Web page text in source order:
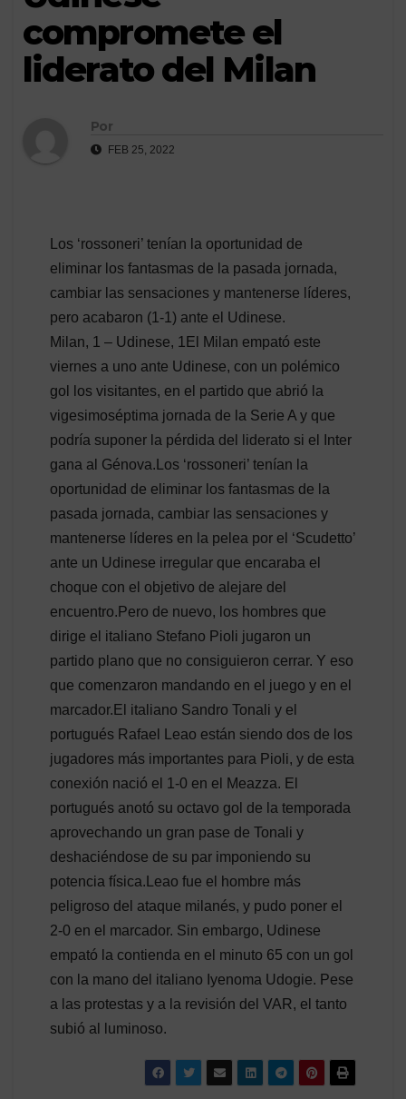
compromete el
liderato del Milan
Por
FEB 25, 2022
Los ‘rossoneri’ tenían la oportunidad de
eliminar los fantasmas de la pasada jornada,
cambiar las sensaciones y mantenerse líderes,
pero acabaron (1-1) ante el Udinese.
Milan, 1 – Udinese, 1El Milan empató este
viernes a uno ante Udinese, con un polémico
gol los visitantes, en el partido que abrió la
vigesimoséptima jornada de la Serie A y que
podría suponer la pérdida del liderato si el Inter
gana al Génova.Los ‘rossoneri’ tenían la
oportunidad de eliminar los fantasmas de la
pasada jornada, cambiar las sensaciones y
mantenerse líderes en la pelea por el ‘Scudetto’
ante un Udinese irregular que encaraba el
choque con el objetivo de alejare del
encuentro.Pero de nuevo, los hombres que
dirige el italiano Stefano Pioli jugaron un
partido plano que no consiguieron cerrar. Y eso
que comenzaron mandando en el juego y en el
marcador.El italiano Sandro Tonali y el
portugués Rafael Leao están siendo dos de los
jugadores más importantes para Pioli, y de esta
conexión nació el 1-0 en el Meazza. El
portugués anotó su octavo gol de la temporada
aprovechando un gran pase de Tonali y
deshaciéndose de su par imponiendo su
potencia física.Leao fue el hombre más
peligroso del ataque milanés, y pudo poner el
2-0 en el marcador. Sin embargo, Udinese
empató la contienda en el minuto 65 con un gol
con la mano del italiano Iyenoma Udogie. Pese
a las protestas y a la revisión del VAR, el tanto
subió al luminoso.